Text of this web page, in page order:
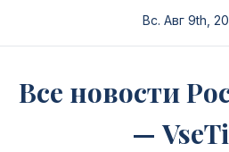
Вс. Авг 9th,
Все новости
—